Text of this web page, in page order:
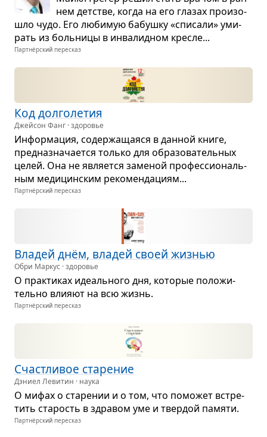
нем дет­стве, когда на его гла­зах про­изо­
шло чудо. Его люби­мую бабушку «спи­сали» уми­
рать из боль­ницы в инва­лид­ном кре­сле...
Партнёрский пересказ
Код дол­го­ле­тия
Джейсон Фанг · здоровье
Инфор­ма­ция, содер­жа­ща­яся в дан­ной книге,
пред­на­зна­ча­ется только для обра­зо­ва­тель­ных
целей. Она не явля­ется заме­ной про­фес­си­о­наль­
ным меди­цин­ским реко­мен­да­циям...
Партнёрский пересказ
Вла­дей днём, вла­дей своей жиз­нью
Обри Маркус · здоровье
О прак­ти­ках иде­аль­ного дня, кото­рые поло­жи­
тельно вли­яют на всю жизнь.
Партнёрский пересказ
Счаст­ли­вое ста­ре­ние
Дэниел Левитин · наука
О мифах о ста­ре­нии и о том, что помо­жет встре­
тить ста­рость в здра­вом уме и твер­дой памяти.
Партнёрский пересказ